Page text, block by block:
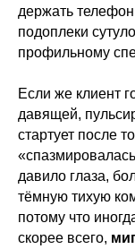
держать
подоплеки
профильному
Если же клиент
давящей,
стартует после
давило глаза,
тёмную тихую
потому что
скорее всего,